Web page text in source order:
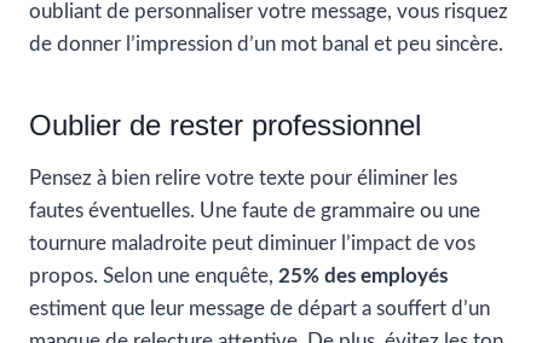
oubliant de personnaliser votre message, vous risquez
de donner l’impression d’un mot banal et peu sincère.
Oublier de rester professionnel
Pensez à bien relire votre texte pour éliminer les
fautes éventuelles. Une faute de grammaire ou une
tournure maladroite peut diminuer l’impact de vos
propos. Selon une enquête, 25% des employés
estiment que leur message de départ a souffert d’un